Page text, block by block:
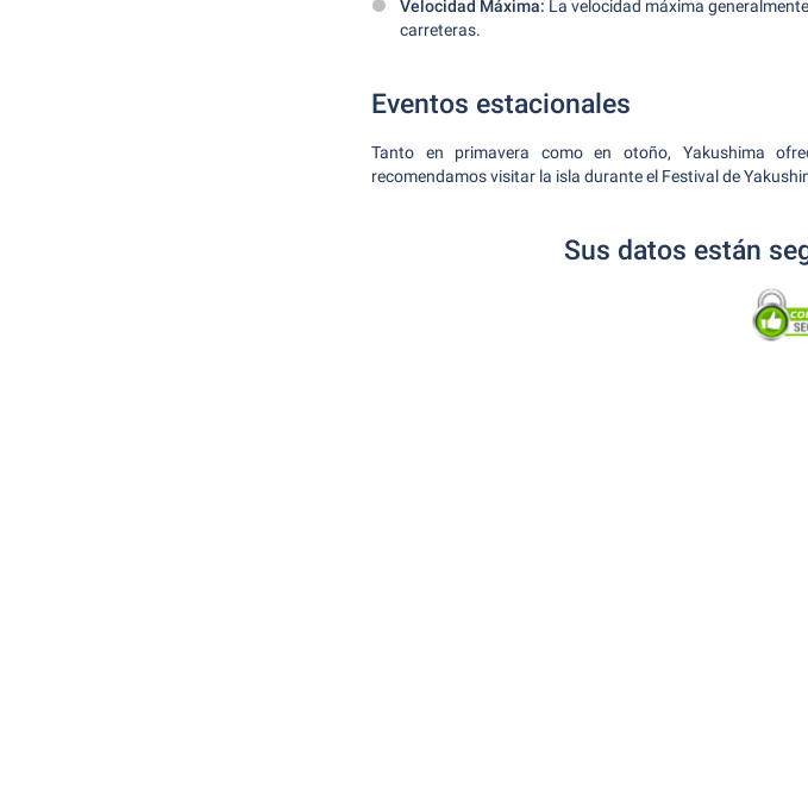
Velocidad Máxima: La velocidad máxima
carreteras.
Eventos estacionales
Tanto en primavera como en otoño, Yakushima
recomendamos visitar la isla durante el Festival de
Sus datos están